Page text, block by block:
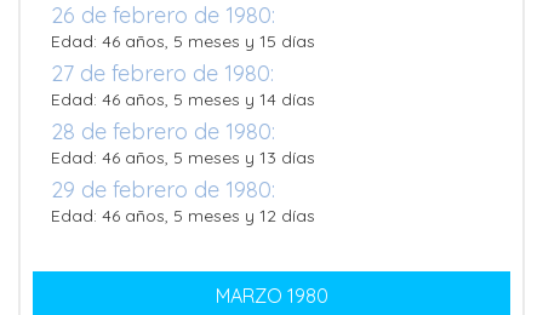
26 de febrero de 1980:
Edad: 46 años, 5 meses y 15 días
27 de febrero de 1980:
Edad: 46 años, 5 meses y 14 días
28 de febrero de 1980:
Edad: 46 años, 5 meses y 13 días
29 de febrero de 1980:
Edad: 46 años, 5 meses y 12 días
MARZO 1980